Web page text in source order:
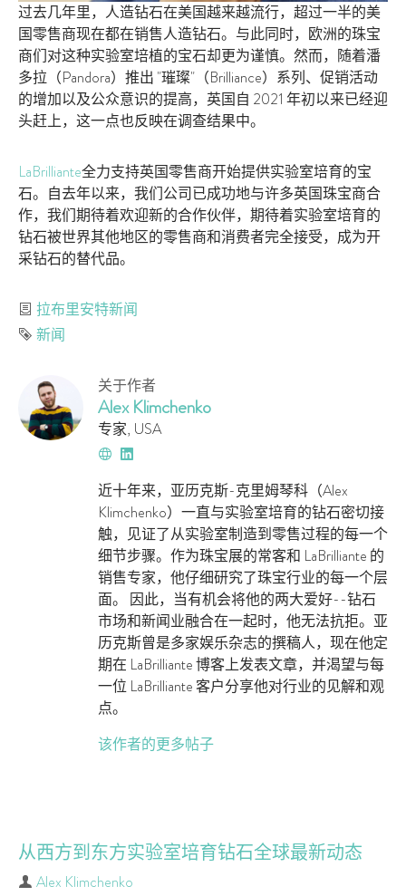
过去几年里，人造钻石在美国越来越流行，超过一半的美
国零售商现在都在销售人造钻石。与此同时，欧洲的珠宝
商们对这种实验室培植的宝石却更为谨慎。然而，随着潘
多拉（Pandora）推出 "璀璨"（Brilliance）系列、促销活动
的增加以及公众意识的提高，英国自 2021 年初以来已经迎
头赶上，这一点也反映在调查结果中。
LaBrilliante全力支持英国零售商开始提供实验室培育的宝
石。自去年以来，我们公司已成功地与许多英国珠宝商合
作，我们期待着欢迎新的合作伙伴，期待着实验室培育的
钻石被世界其他地区的零售商和消费者完全接受，成为开
采钻石的替代品。
分类
拉布里安特新闻
标签
新闻
关于作者
Alex Klimchenko
专家, USA
网
站
领
英
近十年来，亚历克斯-克里姆琴科（Alex
Klimchenko）一直与实验室培育的钻石密切接
触，见证了从实验室制造到零售过程的每一个
细节步骤。作为珠宝展的常客和 LaBrilliante 的
销售专家，他仔细研究了珠宝行业的每一个层
面。 因此，当有机会将他的两大爱好--钻石
市场和新闻业融合在一起时，他无法抗拒。亚
历克斯曾是多家娱乐杂志的撰稿人，现在他定
期在 LaBrilliante 博客上发表文章，并渴望与每
一位 LaBrilliante 客户分享他对行业的见解和观
点。
该作者的更多帖子
从西方到东方实验室培育钻石全球最新动态
作者
Alex Klimchenko